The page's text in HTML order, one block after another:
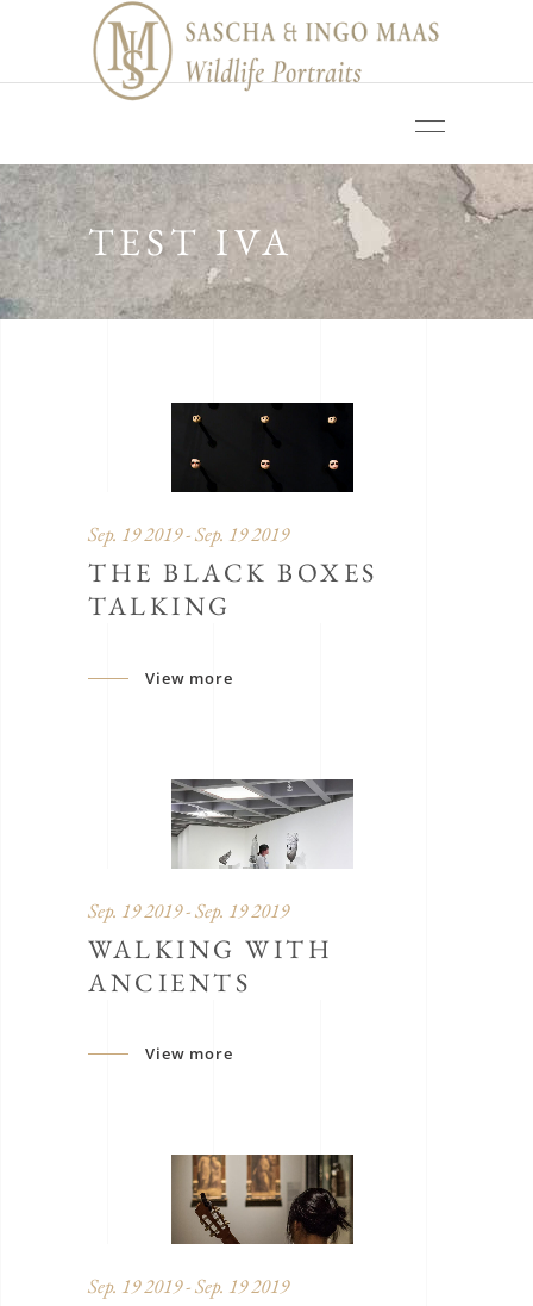
TEST IVA
Sep. 19 2019 - Sep. 19 2019
THE BLACK BOXES
TALKING
View more
Sep. 19 2019 - Sep. 19 2019
WALKING WITH
ANCIENTS
View more
Sep. 19 2019 - Sep. 19 2019